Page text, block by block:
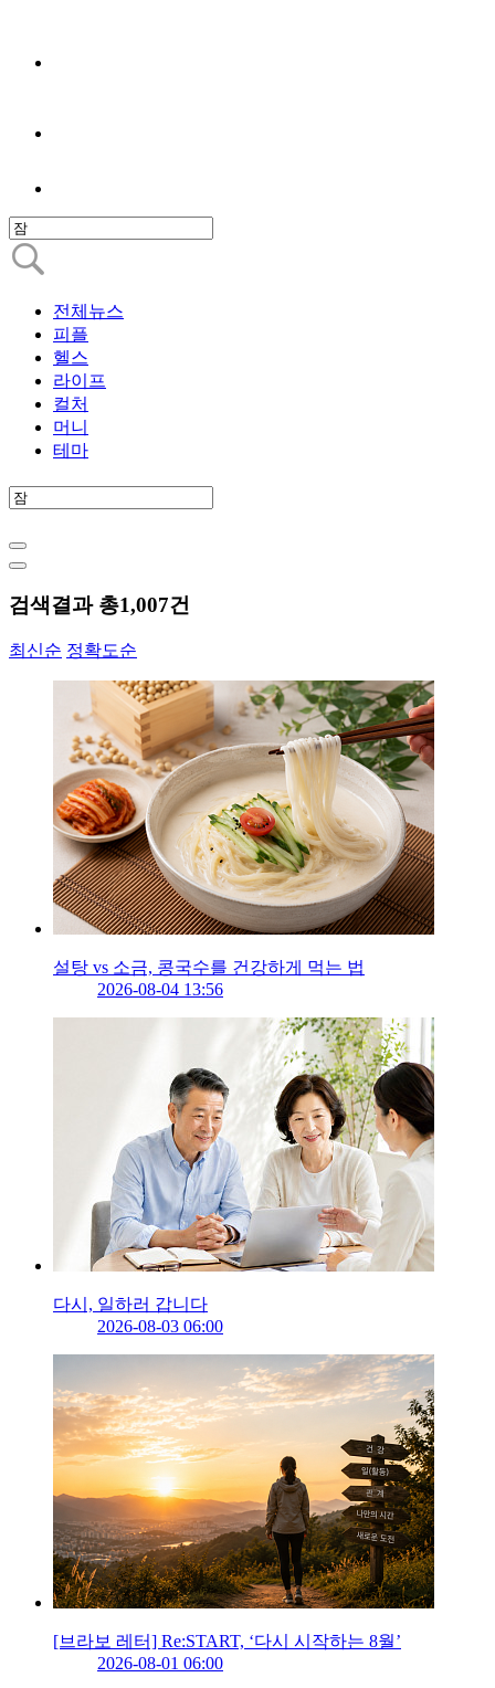
전체뉴스
피플
헬스
라이프
컬처
머니
테마
검색결과 총1,007건
최신순 정확도순
설탕 vs 소금, 콩국수를 건강하게 먹는 법
2026-08-04 13:56
다시, 일하러 갑니다
2026-08-03 06:00
[브라보 레터] Re:START, ‘다시 시작하는 8월’
2026-08-01 06:00